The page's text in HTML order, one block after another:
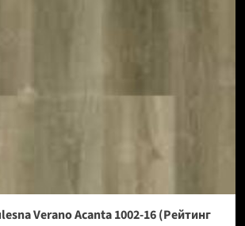
Verano Acanta 1002-16 (Рейтинг